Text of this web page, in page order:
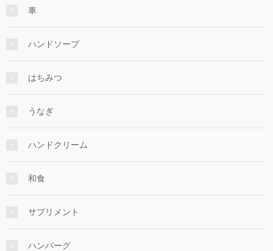
車
ハンドソープ
はちみつ
うなぎ
ハンドクリーム
和食
サプリメント
ハンバーグ